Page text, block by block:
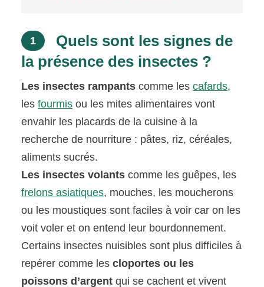
1
Quels sont les signes de
la présence des insectes ?
Les insectes rampants comme lescafards,
lesfourmis ou les mites alimentaires vont
envahir les placards de la cuisine à la
recherche de nourriture : pâtes, riz, céréales,
aliments sucrés.
Les insectes volants comme les guêpes, les
frelons asiatiques, mouches, les moucherons
ou les moustiques sont faciles à voir car on les
voit voler et on entend leur bourdonnement.
Certains insectes nuisibles sont plus difficiles à
repérer comme lescloportes ou les
poissons d’argent qui se cachent et vivent